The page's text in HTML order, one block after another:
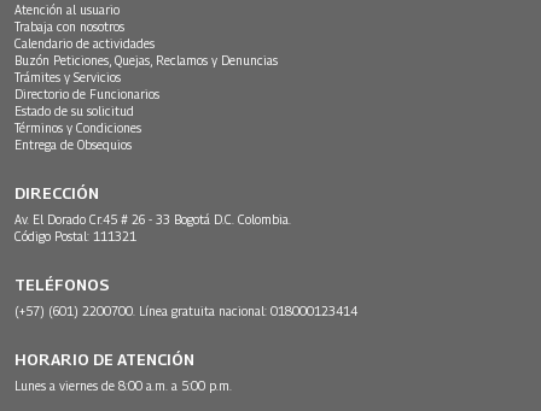
Atención al usuario
Trabaja con nosotros
Calendario de actividades
Buzón Peticiones, Quejas, Reclamos y Denuncias
Trámites y Servicios
Directorio de Funcionarios
Estado de su solicitud
Términos y Condiciones
Entrega de Obsequios
DIRECCIÓN
Av. El Dorado Cr.45 # 26 - 33 Bogotá D.C. Colombia.
Código Postal: 111321
TELÉFONOS
(+57) (601) 2200700. Línea gratuita nacional: 018000123414
HORARIO DE ATENCIÓN
Lunes a viernes de 8:00 a.m. a 5:00 p.m.